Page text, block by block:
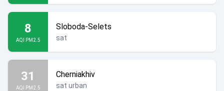
8
AQI PM2.5
Sloboda-Selets
sat
31
AQI PM2.5
Cherniakhiv
sat urban